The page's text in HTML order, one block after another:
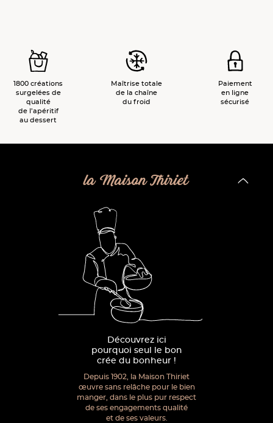
1800 créations
surgelées de
qualité
de l’apéritif
au dessert
Maîtrise totale
de la chaîne
du froid
Paiement
en ligne
sécurisé
la Maison Thiriet
Découvrez ici
pourquoi seul le bon
crée du bonheur !
Depuis 1902, la Maison Thiriet
œuvre sans relâche pour le bien
manger, dans le plus pur respect
de ses engagements qualité
et de ses valeurs.